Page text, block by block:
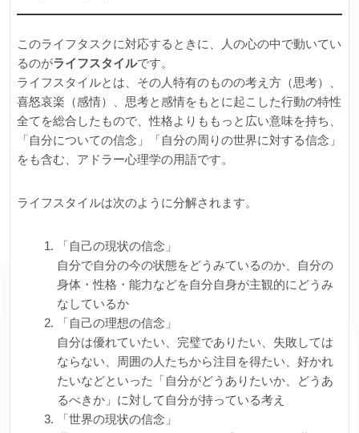
このライフタスクに対応するときに、人の心の中で動いてい
るのがライフスタイルです。
ライフスタイルとは、その人特有のものの考え方（思考）、
喜怒哀楽（感情）、思考と感情をもとに起こした行動の特性
全てを総合したもので、性格よりももっと広い意味を持ち、
「自分についての信念」「自分の周りの世界に対する信念」
をも含む、アドラー心理学の用語です。
ライフスタイルは次のように分解されます。
「自己の現状の信念」
自分で自分の今の状態をどうみているのか、自分の
身体・性格・能力などを自分自身が主観的にどうみ
なしているか
「自己の理想の信念」
自分は優れていたい、完璧でありたい、失敗しては
ならない、周囲の人たちから注目を得たい、好かれ
たいなどといった「自分がどうありたいか、どうあ
るべきか」に対して自分が持っている考え
「世界の現状の信念」